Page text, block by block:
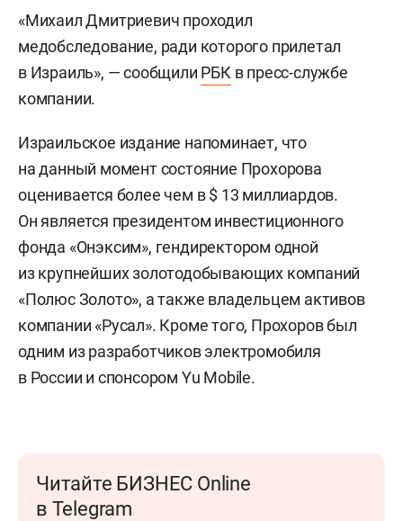
«Михаил Дмитриевич проходил
медобследование, ради которого прилетал
в Израиль», — сообщили РБК в пресс-службе
компании.
Израильское издание напоминает, что
на данный момент состояние Прохорова
оценивается более чем в $ 13 миллиардов.
Он является президентом инвестиционного
фонда «Онэксим», гендиректором одной
из крупнейших золотодобывающих компаний
«Полюс Золото», а также владельцем активов
компании «Русал». Кроме того, Прохоров был
одним из разработчиков электромобиля
в России и спонсором Yu Mobile.
Читайте БИЗНЕС Online
в Telegram